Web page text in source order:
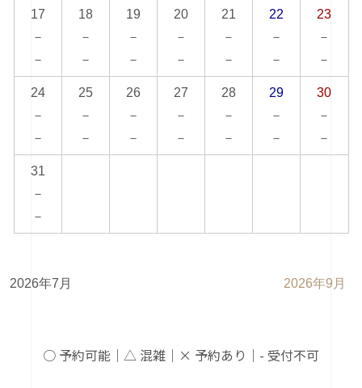
17
－
－
18
－
－
19
－
－
20
－
－
21
－
－
22
－
－
23
－
－
24
－
－
25
－
－
26
－
－
27
－
－
28
－
－
29
－
－
30
－
－
31
－
－
2026年7月 2026年9月
○ 予約可能｜△ 混雑｜× 予約あり｜- 受付不可